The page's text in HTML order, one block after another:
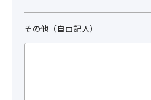
その他（自由記入）